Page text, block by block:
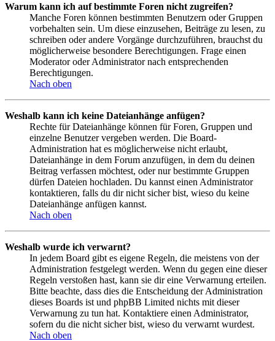
Warum kann ich auf bestimmte Foren nicht zugreifen?
Manche Foren können bestimmten Benutzern oder Gruppen
vorbehalten sein. Um diese einzusehen, Beiträge zu lesen, zu
schreiben oder andere Vorgänge durchzuführen, brauchst du
möglicherweise besondere Berechtigungen. Frage einen
Moderator oder Administrator nach entsprechenden
Berechtigungen.
Nach oben
Weshalb kann ich keine Dateianhänge anfügen?
Rechte für Dateianhänge können für Foren, Gruppen und
einzelne Benutzer vergeben werden. Die Board-
Administration hat es möglicherweise nicht erlaubt,
Dateianhänge in dem Forum anzufügen, in dem du deinen
Beitrag verfassen möchtest, oder nur bestimmte Gruppen
dürfen Dateien hochladen. Du kannst einen Administrator
kontaktieren, falls du dir nicht sicher bist, wieso du keine
Dateianhänge anfügen kannst.
Nach oben
Weshalb wurde ich verwarnt?
In jedem Board gibt es eigene Regeln, die meistens von der
Administration festgelegt werden. Wenn du gegen eine dieser
Regeln verstoßen hast, kann sie dir eine Verwarnung erteilen.
Bitte beachte, dass dies die Entscheidung der Administration
dieses Boards ist und phpBB Limited nichts mit dieser
Verwarnung zu tun hat. Kontaktiere einen Administrator,
sofern du die nicht sicher bist, wieso du verwarnt wurdest.
Nach oben